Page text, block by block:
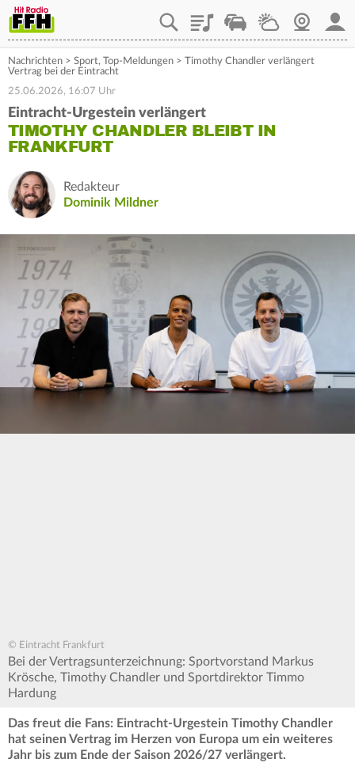
PlaylistStaupilotWetterWebcam
Nachrichten > Sport, Top-Meldungen > Timothy Chandler verlängert
Vertrag bei der Eintracht
25.06.2026, 16:07 Uhr
Eintracht-Urgestein verlängert
TIMOTHY CHANDLER BLEIBT IN
FRANKFURT
Redakteur
Dominik Mildner
© Eintracht Frankfurt
Bei der Vertragsunterzeichnung: Sportvorstand Markus
Krösche, Timothy Chandler und Sportdirektor Timmo
Hardung
Das freut die Fans: Eintracht-Urgestein Timothy Chandler
hat seinen Vertrag im Herzen von Europa um ein weiteres
Jahr bis zum Ende der Saison 2026/27 verlängert.